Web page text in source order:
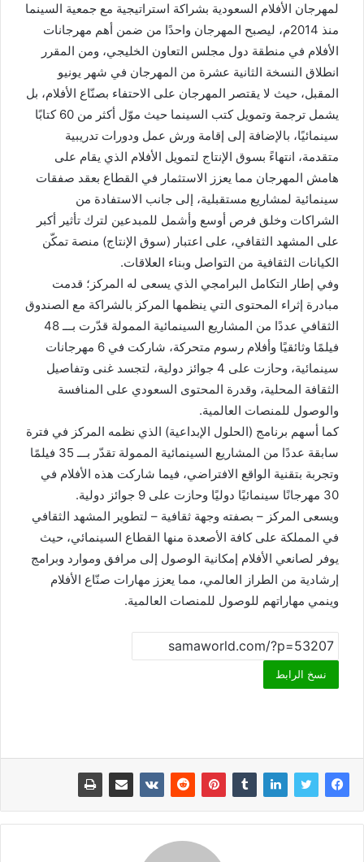
لمهرجان الأفلام السعودية بشراكة استراتيجية مع جمعية السينما
منذ 2014م، ليصبح المهرجان واحدًا من ضمن أهم مهرجانات
الأفلام في منطقة دول مجلس التعاون الخليجي، ومن المقرر
انطلاق النسخة الثانية عشرة من المهرجان في شهر يونيو
المقبل، حيث لا يقتصر المهرجان على الاحتفاء بصنّاع الأفلام، بل
يشمل ترجمة وتمويل كتب السينما حيث موّل أكثر من 60 كتابًا
سينمائيًا، بالإضافة إلى إقامة ورش عمل ودورات تدريبية
متقدمة، انتهاءً بسوق الإنتاج لتمويل الأفلام الذي يقام على
هامش المهرجان مما يعزز الاستثمار في القطاع بعقد صفقات
سينمائية لمشاريع مستقبلية، إلى جانب الاستفادة من
الشراكات وخلق فرص أوسع وأشمل للمبدعين لترك تأثير أكبر
على المشهد الثقافي، على اعتبار (سوق الإنتاج) منصة تمكّن
الكيانات الثقافية من التواصل وبناء العلاقات.
وفي إطار التكامل البرامجي الذي يسعى له المركز؛ قدمت
مبادرة إثراء المحتوى التي ينظمها المركز بالشراكة مع الصندوق
الثقافي عددًا من المشاريع السينمائية الممولة قدّرت بـــ 48
فيلمًا وثائقيًا وأفلام رسوم متحركة، شاركت في 6 مهرجانات
سينمائية، وحازت على 4 جوائز دولية، لتجسد غنى وتفاصيل
الثقافة المحلية، وقدرة المحتوى السعودي على المنافسة
والوصول للمنصات العالمية.
كما أسهم برنامج (الحلول الإبداعية) الذي نظمه المركز في فترة
سابقة عددًا من المشاريع السينمائية الممولة تقدّر بـــ 35 فيلمًا
وتجربة بتقنية الواقع الافتراضي، فيما شاركت هذه الأفلام في
30 مهرجانًا سينمائيًا دوليًا وحازت على 9 جوائز دولية.
ويسعى المركز – بصفته وجهة ثقافية – لتطوير المشهد الثقافي
في المملكة على كافة الأصعدة منها القطاع السينمائي، حيث
يوفر لصانعي الأفلام إمكانية الوصول إلى مرافق وموارد وبرامج
إرشادية من الطراز العالمي، مما يعزز مهارات صنّاع الأفلام
وينمي مهاراتهم للوصول للمنصات العالمية.
نسخ الرابط